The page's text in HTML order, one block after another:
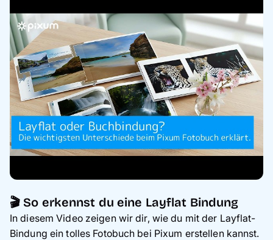
🎬 So erkennst du eine Layflat Bindung
In diesem Video zeigen wir dir, wie du mit der Layflat-
Bindung ein tolles Fotobuch bei Pixum erstellen kannst.